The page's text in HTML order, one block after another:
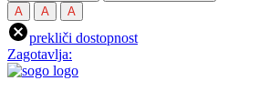
A
A A
prekliči dostopnost
Zagotavlja: